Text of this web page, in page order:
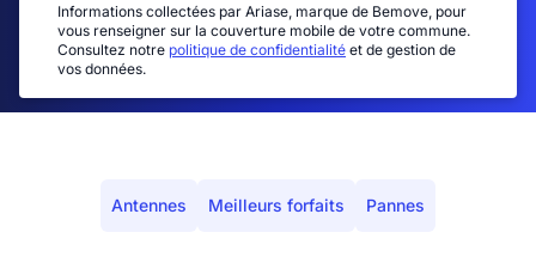
Informations collectées par Ariase, marque de Bemove, pour
vous renseigner sur la couverture mobile de votre commune.
Consultez notre politique de confidentialité et de gestion de
vos données.
Antennes Meilleurs forfaits Pannes